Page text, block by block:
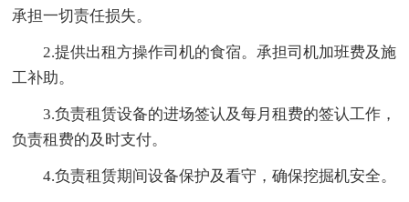
承担一切责任损失。
2.提供出租方操作司机的食宿。承担司机加班费及施
工补助。
3.负责租赁设备的进场签认及每月租费的签认工作，
负责租费的及时支付。
4.负责租赁期间设备保护及看守，确保挖掘机安全。